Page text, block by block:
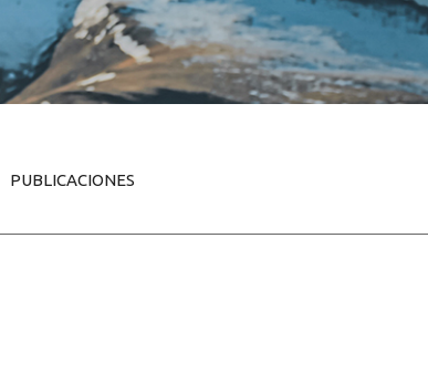
PUBLICACIONES